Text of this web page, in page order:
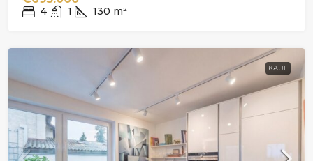
4 1 130 m²
KAUF